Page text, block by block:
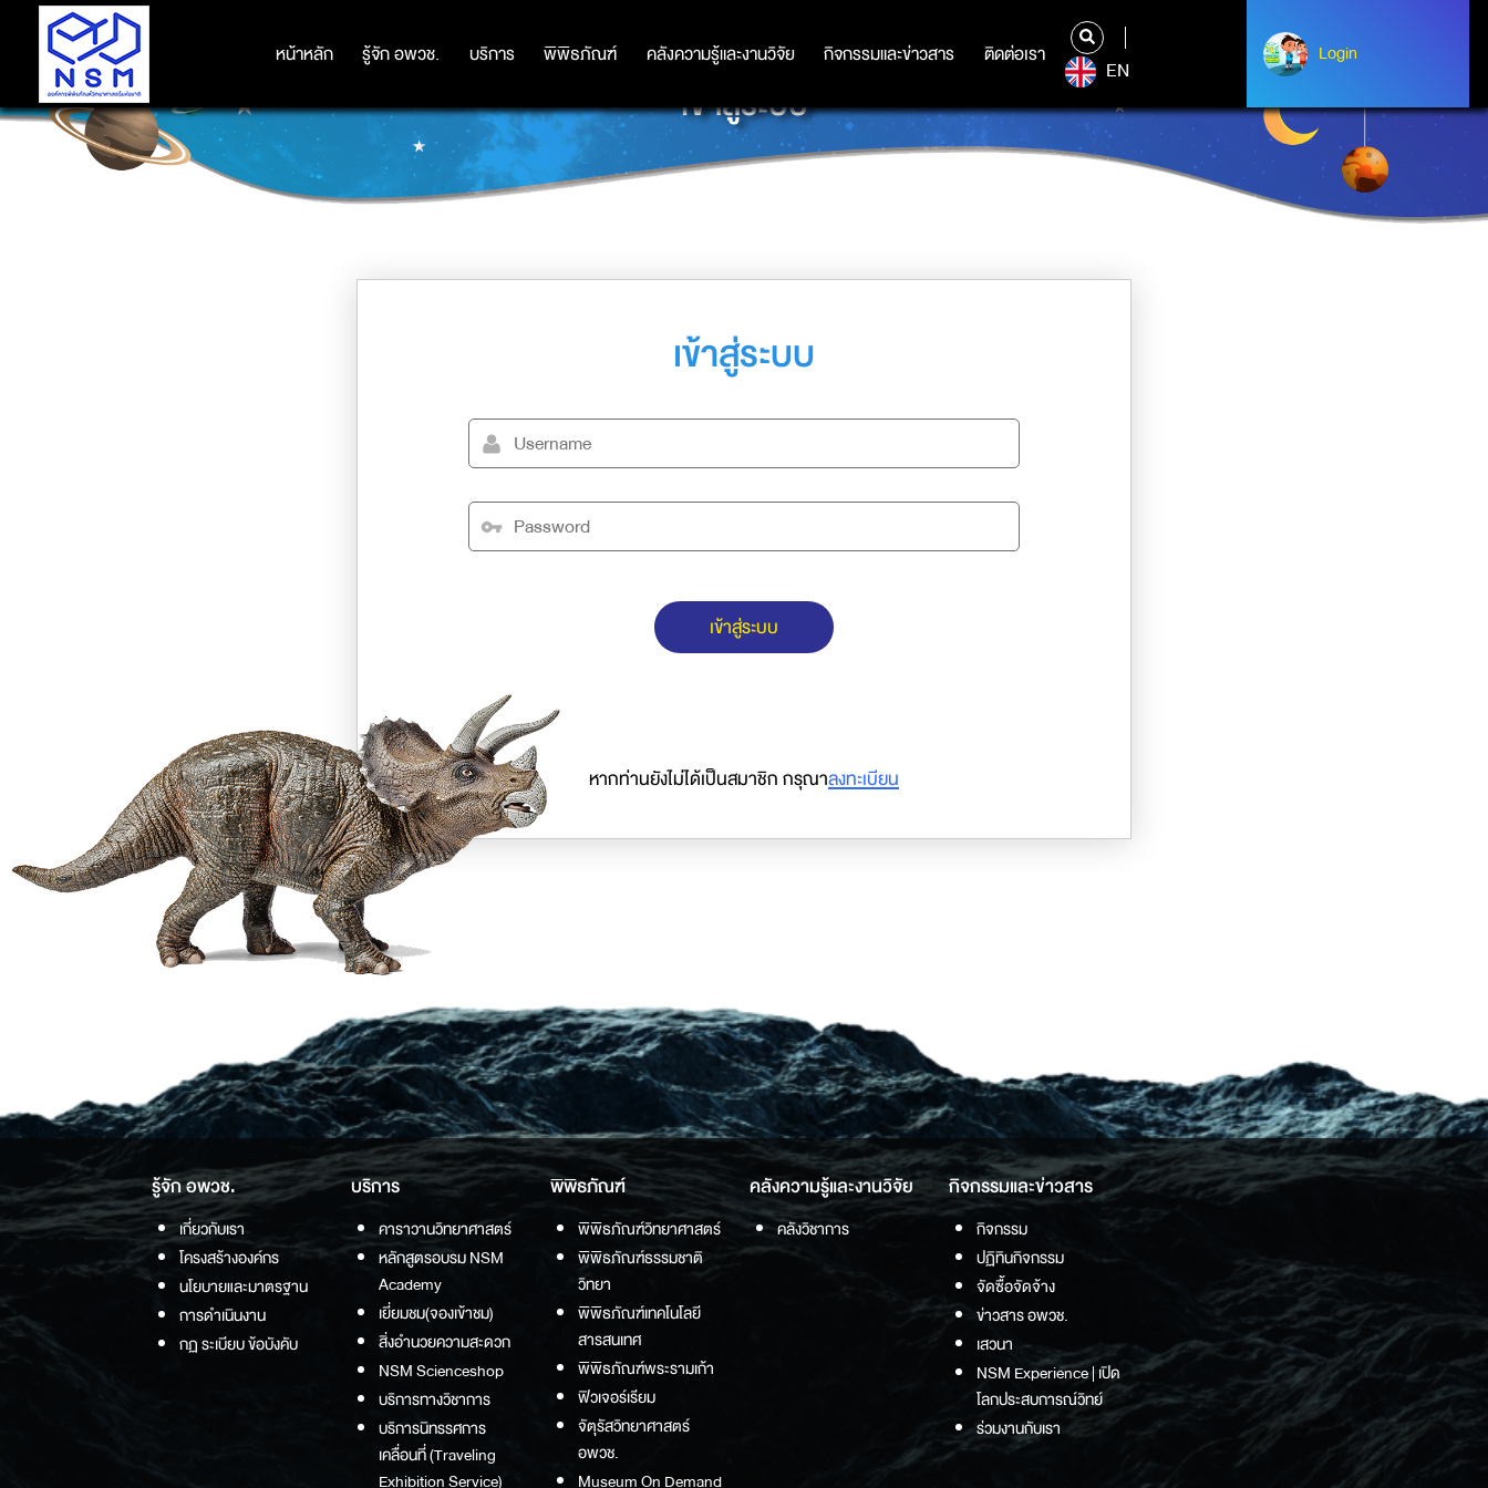
หน้าหลัก รู้จัก อพวช. บริการ พิพิธภัณฑ์ คลังความรู้และงานวิจัย กิจกรรมและข่าวสาร ติดต่อเรา
หน้าหลัก รู้จัก อพวช. บริการ พิพิธภัณฑ์ คลังความรู้และงานวิจัย กิจกรรมและข่าวสาร ติดต่อเรา
EN
Login
Albert Einstein
เข้าสู่ระบบ
เข้าสู่ระบบ
เข้าสู่ระบบ
หากท่านยังไม่ได้เป็นสมาชิก กรุณาลงทะเบียน
รู้จัก อพวช.
เกี่ยวกับเรา
โครงสร้างองค์กร
นโยบายและมาตรฐาน
การดำเนินงาน
กฏ ระเบียบ ข้อบังคับ
บริการ
คาราวานวิทยาศาสตร์
หลักสูตรอบรม NSM
Academy
เยี่ยมชม(จองเข้าชม)
สิ่งอำนวยความสะดวก
NSM Scienceshop
บริการทางวิชาการ
บริการนิทรรศการ
เคลื่อนที่ (Traveling
Exhibition Service)
พิพิธภัณฑ์
พิพิธภัณฑ์วิทยาศาสตร์
พิพิธภัณฑ์ธรรมชาติ
วิทยา
พิพิธภัณฑ์เทคโนโลยี
สารสนเทศ
พิพิธภัณฑ์พระรามเก้า
ฟิวเจอร์เรียม
จัตุรัสวิทยาศาสตร์
อพวช.
Museum On Demand
คลังความรู้และงานวิจัย
คลังวิชาการ
กิจกรรมและข่าวสาร
กิจกรรม
ปฏิทินกิจกรรม
จัดซื้อจัดจ้าง
ข่าวสาร อพวช.
เสวนา
NSM Experience | เปิด
โลกประสบการณ์วิทย์
ร่วมงานกับเรา